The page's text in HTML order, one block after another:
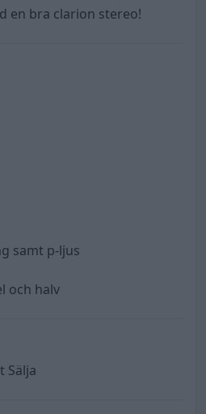
en bra clarion stereo!
samt p-ljus
och halv
Sälja